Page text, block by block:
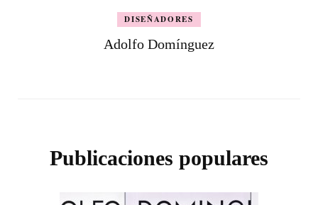
DISEÑADORES
Adolfo Domínguez
Publicaciones populares